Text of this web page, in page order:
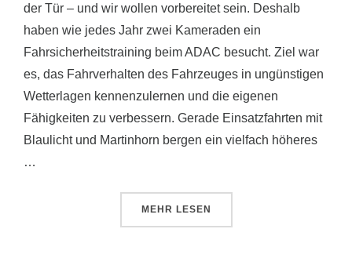
der Tür – und wir wollen vorbereitet sein. Deshalb
haben wie jedes Jahr zwei Kameraden ein
Fahrsicherheitstraining beim ADAC besucht. Ziel war
es, das Fahrverhalten des Fahrzeuges in ungünstigen
Wetterlagen kennenzulernen und die eigenen
Fähigkeiten zu verbessern. Gerade Einsatzfahrten mit
Blaulicht und Martinhorn bergen ein vielfach höheres
…
MEHR ÜBER „SICHER IST SICHER!“
LESEN